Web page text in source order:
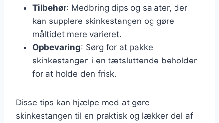
Tilbehør: Medbring dips og salater, der
kan supplere skinkestangen og gøre
måltidet mere varieret.
Opbevaring: Sørg for at pakke
skinkestangen i en tætsluttende beholder
for at holde den frisk.
Disse tips kan hjælpe med at gøre
skinkestangen til en praktisk og lækker del af